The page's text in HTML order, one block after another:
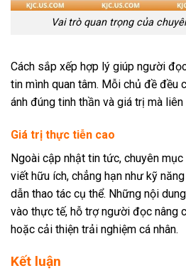
Vai trò quan trọng của
Cách sắp xếp hợp lý giúp người
tin mình quan tâm. Mỗi chủ đề đều
ánh đúng tinh thần và giá trị mà
Giá trị thực tiễn cao
Ngoài cập nhật tin tức, chuyên
viết hữu ích, chẳng hạn như kỹ
dẫn thao tác cụ thể. Những nội
vào thực tế, hỗ trợ người đọc nâng
hoặc cải thiện trải nghiệm cá nhân.
Kết luận